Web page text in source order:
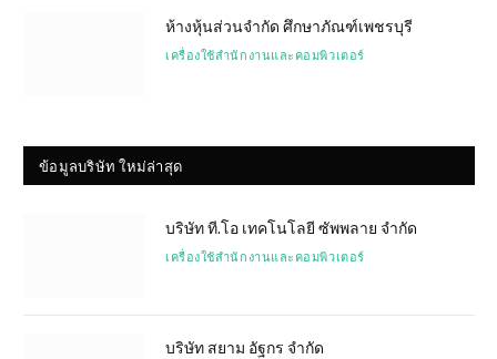
ห้างหุ้นส่วนจำกัด ศึกษาภัณฑ์เพชรบุรี
เครื่องใช้สำนักงานและคอมพิวเตอร์
ข้อมูลบริษัท ใหม่ล่าสุด
บริษัท ที.โอ เทคโนโลยี ซัพพลาย จำกัด
เครื่องใช้สำนักงานและคอมพิวเตอร์
บริษัท สยาม อัฐกร จำกัด